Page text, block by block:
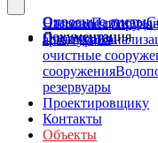
Документация
Опросные листы
О компании
ОтзывыПартнеры
Продукция
Насосное
арматура
очистные
сооружения
резервуары
Проектировщику
Контакты
Объекты